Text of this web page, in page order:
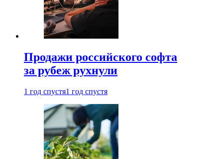
Продажи российского софта
за рубеж рухнули
1 год спустя1 год спустя